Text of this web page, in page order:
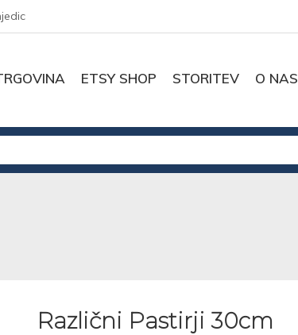
ETSY SHOP STORITEV O NAS
Različni Pastirji 30cm